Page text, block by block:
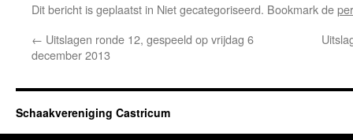
Dit bericht is geplaatst in Niet gecategoriseerd. Bookmark de
← Uitslagen ronde 12, gespeeld op vrijdag 6
december 2013
Schaakvereniging Castricum